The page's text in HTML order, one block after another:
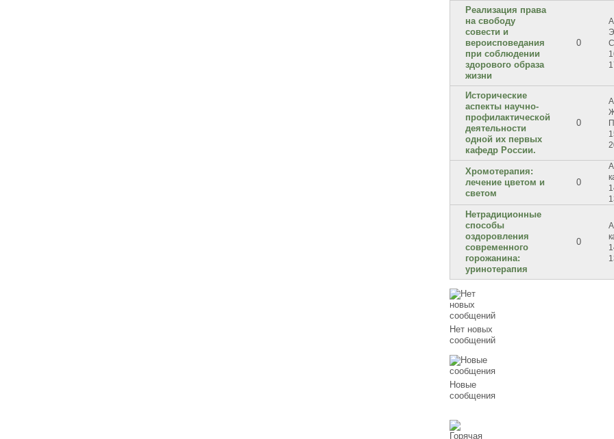
Реализация права
на свободу
совести и
вероисповедания
при соблюдении
здорового образа
жизни
0
Исторические
аспекты научно-
профилактической
деятельности
одной их первых
кафедр России.
0
Хромотерапия:
лечение цветом и
светом
0
Нетрадиционные
способы
оздоровления
современного
горожанина:
уринотерапия
0
Нет новых
сообщений
Новые
сообщения